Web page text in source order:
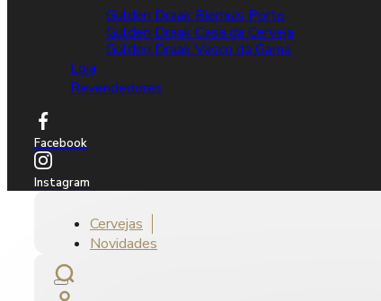
Gulden Draak Bierhuis Porto
Gulden Draak Casa da Cerveja
Gulden Draak Vasco da Gama
Loja
Revendedores
Facebook
Instagram
Cervejas
Novidades